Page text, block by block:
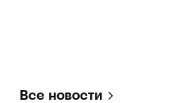
Все новости